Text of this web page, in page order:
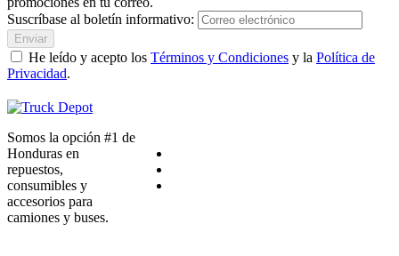
Suscríbase al boletín informativo:
Enviar
He leído y acepto los Términos y Condiciones y la Política de
Privacidad.
Somos la opción #1 de
Honduras en
repuestos,
consumibles y
accesorios para
camiones y buses.